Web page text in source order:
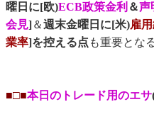
曜日に[欧)ECB政策金利 ＆声
会見]＆週末金曜日に[米)雇
業率]を控える点 も重要となる
■□■本日のトレード用のエサ